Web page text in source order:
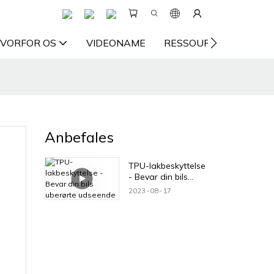
OS VIDEONAME RESSOURCE
Anbefales
TPU-lakbeskyttelse
- Bevar din bils
uberørte udseende
2023 08 17